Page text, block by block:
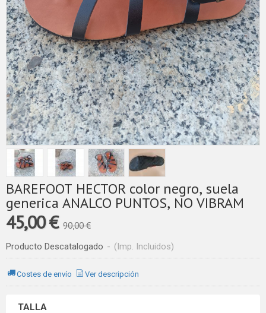
BAREFOOT HECTOR color negro, suela
generica ANALCO PUNTOS, NO VIBRAM
45,00 € 90,00 €
Producto Descatalogado - (Imp. Incluidos)
Costes de envío Ver descripción
TALLA